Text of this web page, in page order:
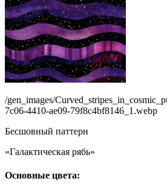
/gen_images/
7c06-4410-ae09-79f8c4bf8146_1.webp
Бесшовный паттерн
«Галактическая рябь»
Основные цвета: